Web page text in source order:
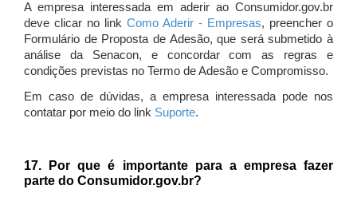
A empresa interessada em aderir ao Consumidor.gov.br
deve clicar no link Como Aderir - Empresas, preencher o
Formulário de Proposta de Adesão, que será submetido à
análise da Senacon, e concordar com as regras e
condições previstas no Termo de Adesão e Compromisso.
Em caso de dúvidas, a empresa interessada pode nos
contatar por meio do link Suporte.
17. Por que é importante para a empresa fazer
parte do Consumidor.gov.br?